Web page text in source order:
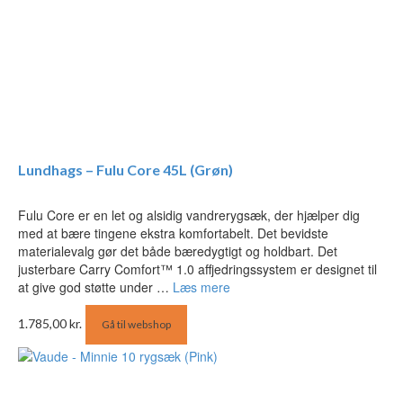
Lundhags – Fulu Core 45L (Grøn)
Fulu Core er en let og alsidig vandrerygsæk, der hjælper dig
med at bære tingene ekstra komfortabelt. Det bevidste
materialevalg gør det både bæredygtigt og holdbart. Det
justerbare Carry Comfort™ 1.0 affjedringssystem er designet til
at give god støtte under … Læs mere
1.785,00kr. Gå til webshop